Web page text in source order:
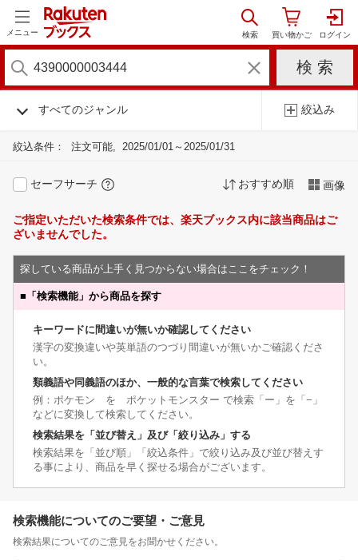
メニュー
すべてのジャンル 絞込み
絞込条件： 注文可能 2025/01/01～2025/01/31
セーフサーチ おすすめ順 画像
ご指定いただいた検索条件では、楽天ブックス内に該当商品はご
ざいませんでした。
探している商品が上手く見つからない場合はここをチェック！
■ 「検索機能」から商品を探す
キーワードに間違いが無いか確認してください
漢字の変換違いや英単語のつづり間違いが無いかご確認くださ
い。
類義語や同義語のほか、一般的な言葉で検索してください
例：ポケモン を ポケットモンスター で検索「ー」を「−」
などに変換して検索してください。
検索結果を「並び替え」及び「絞り込み」する
検索結果を「並び順」「絞込条件」で絞り込み及び並び替えす
る事により、商品を早く探せる場合がございます。
検索機能についてのご要望・ご意見
検索結果についてのご意見をお聞かせください。